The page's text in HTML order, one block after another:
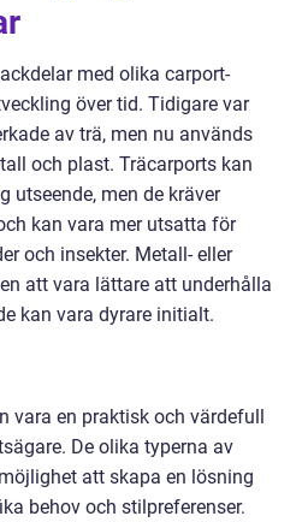
med olika carport-
över tid. Tidigare var
av trä, men nu används
och plast. Träcarports kan
utseende, men de kräver
kan vara mer utsatta för
och insekter. Metall- eller
att vara lättare att underhålla
kan vara dyrare initialt.
vara en praktisk och värdefull
De olika typerna av
att skapa en lösning
behov och stilpreferenser.